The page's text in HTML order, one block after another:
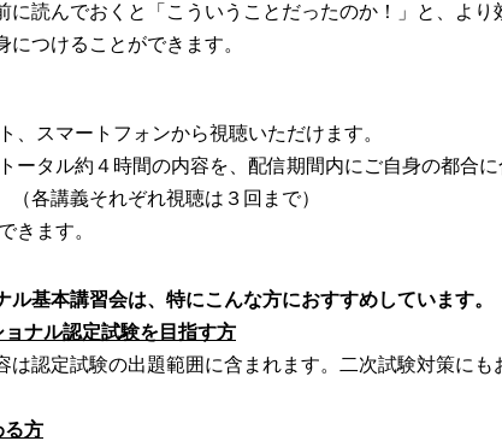
に読んでおくと「こういうことだったのか！」と、より
つけることができます。
スマートフォンから視聴いただけます。
ータル約４時間の内容を、配信期間内にご自身の都合に
（各講義それぞれ視聴は３回まで）
きます。
ル基本講習会は、特にこんな方におすすめしています。
ナル認定試験を目指す方
認定試験の出題範囲に含まれます。二次試験対策にも
る方